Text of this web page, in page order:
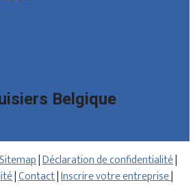
Belgique
Sitemap|Déclaration de confidentialité|
|Contact|Inscrire votre entreprise|